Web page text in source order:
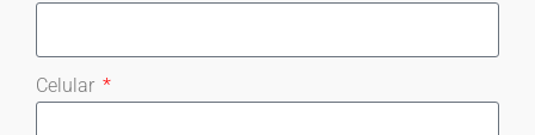
Celular